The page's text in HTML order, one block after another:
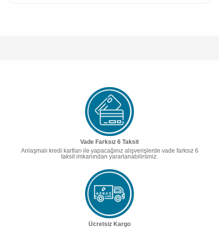
Vade Farksız 6 Taksit
Anlaşmalı kredi kartları ile yapacağınız alışverişlerde vade farksız 6
taksit imkanından yararlanabilirsiniz.
Ücretsiz Kargo